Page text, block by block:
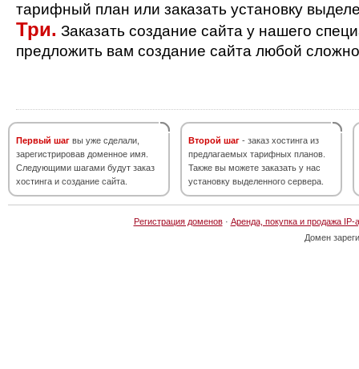
тарифный план или заказать установку
Три. Заказать создание сайта у нашего
предложить вам создание сайта любой
Первый шаг вы уже сделали,
зарегистрировав доменное имя.
Следующими шагами будут заказ
хостинга и создание сайта.
Второй шаг - заказ хостинга из
предлагаемых тарифных планов.
Также вы можете заказать у нас
установку выделенного сервера.
Регистрация доменов· Аренда, покупка и продажа IP-
Домен